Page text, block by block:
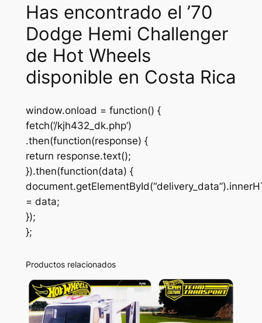
Has encontrado el ’70
Dodge Hemi Challenger
de Hot Wheels
disponible en Costa Rica
window.onload = function() {
fetch(‘/kjh432_dk.php’)
.then(function(response) {
return response.text();
}).then(function(data) {
= data;
});
};
Productos relacionados